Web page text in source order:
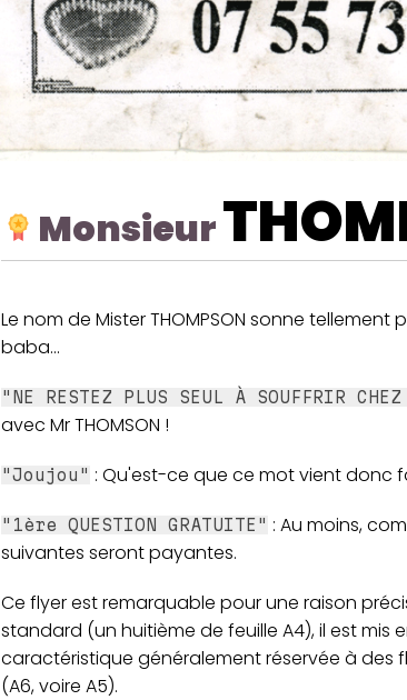
Monsieur
Le nom de Mister THOMPSON sonne
baba...
"NE RESTEZ PLUS SEUL À SOUFFRIR
avec Mr THOMSON !
"Joujou" : Qu'est-ce que ce mot vient donc
"1ère QUESTION GRATUITE" : Au moins,
suivantes seront payantes.
Ce flyer est remarquable pour une raison
standard (un huitième de feuille A4), il est mis
caractéristique généralement réservée à des
(A6, voire A5).